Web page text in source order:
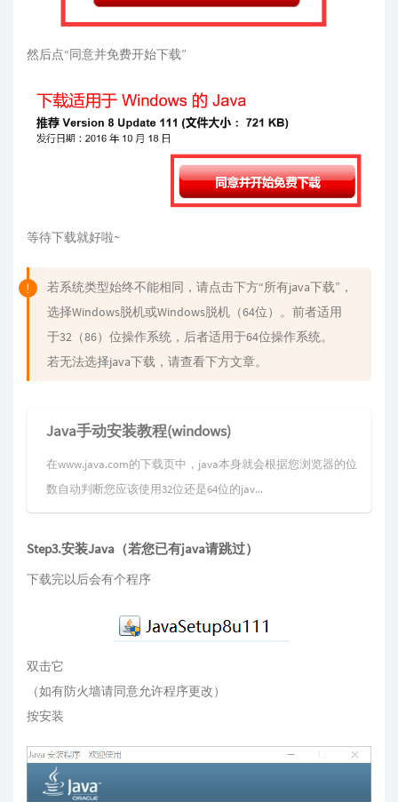
然后点“同意并免费开始下载”
等待下载就好啦~
若系统类型始终不能相同，请点击下方“所有java下载”，
选择Windows脱机或Windows脱机（64位）。前者适用
于32（86）位操作系统，后者适用于64位操作系统。
若无法选择java下载，请查看下方文章。
Java手动安装教程(windows)
在www.java.com的下载页中，java本身就会根据您浏览器的位
数自动判断您应该使用32位还是64位的jav...
Step3.安装Java（若您已有java请跳过）
下载完以后会有个程序
双击它
（如有防火墙请同意允许程序更改）
按安装